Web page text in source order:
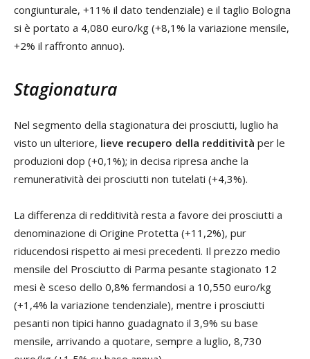
congiunturale, +11% il dato tendenziale) e il taglio Bologna
si è portato a 4,080 euro/kg (+8,1% la variazione mensile,
+2% il raffronto annuo).
Stagionatura
Nel segmento della stagionatura dei prosciutti, luglio ha
visto un ulteriore, lieve recupero della redditività per le
produzioni dop (+0,1%); in decisa ripresa anche la
remuneratività dei prosciutti non tutelati (+4,3%).
La differenza di redditività resta a favore dei prosciutti a
denominazione di Origine Protetta (+11,2%), pur
riducendosi rispetto ai mesi precedenti. Il prezzo medio
mensile del Prosciutto di Parma pesante stagionato 12
mesi è sceso dello 0,8% fermandosi a 10,550 euro/kg
(+1,4% la variazione tendenziale), mentre i prosciutti
pesanti non tipici hanno guadagnato il 3,9% su base
mensile, arrivando a quotare, sempre a luglio, 8,730